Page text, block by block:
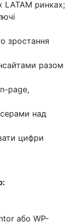
LATAM ринках;
зростання
разом
page,
над
цифри
або WP-